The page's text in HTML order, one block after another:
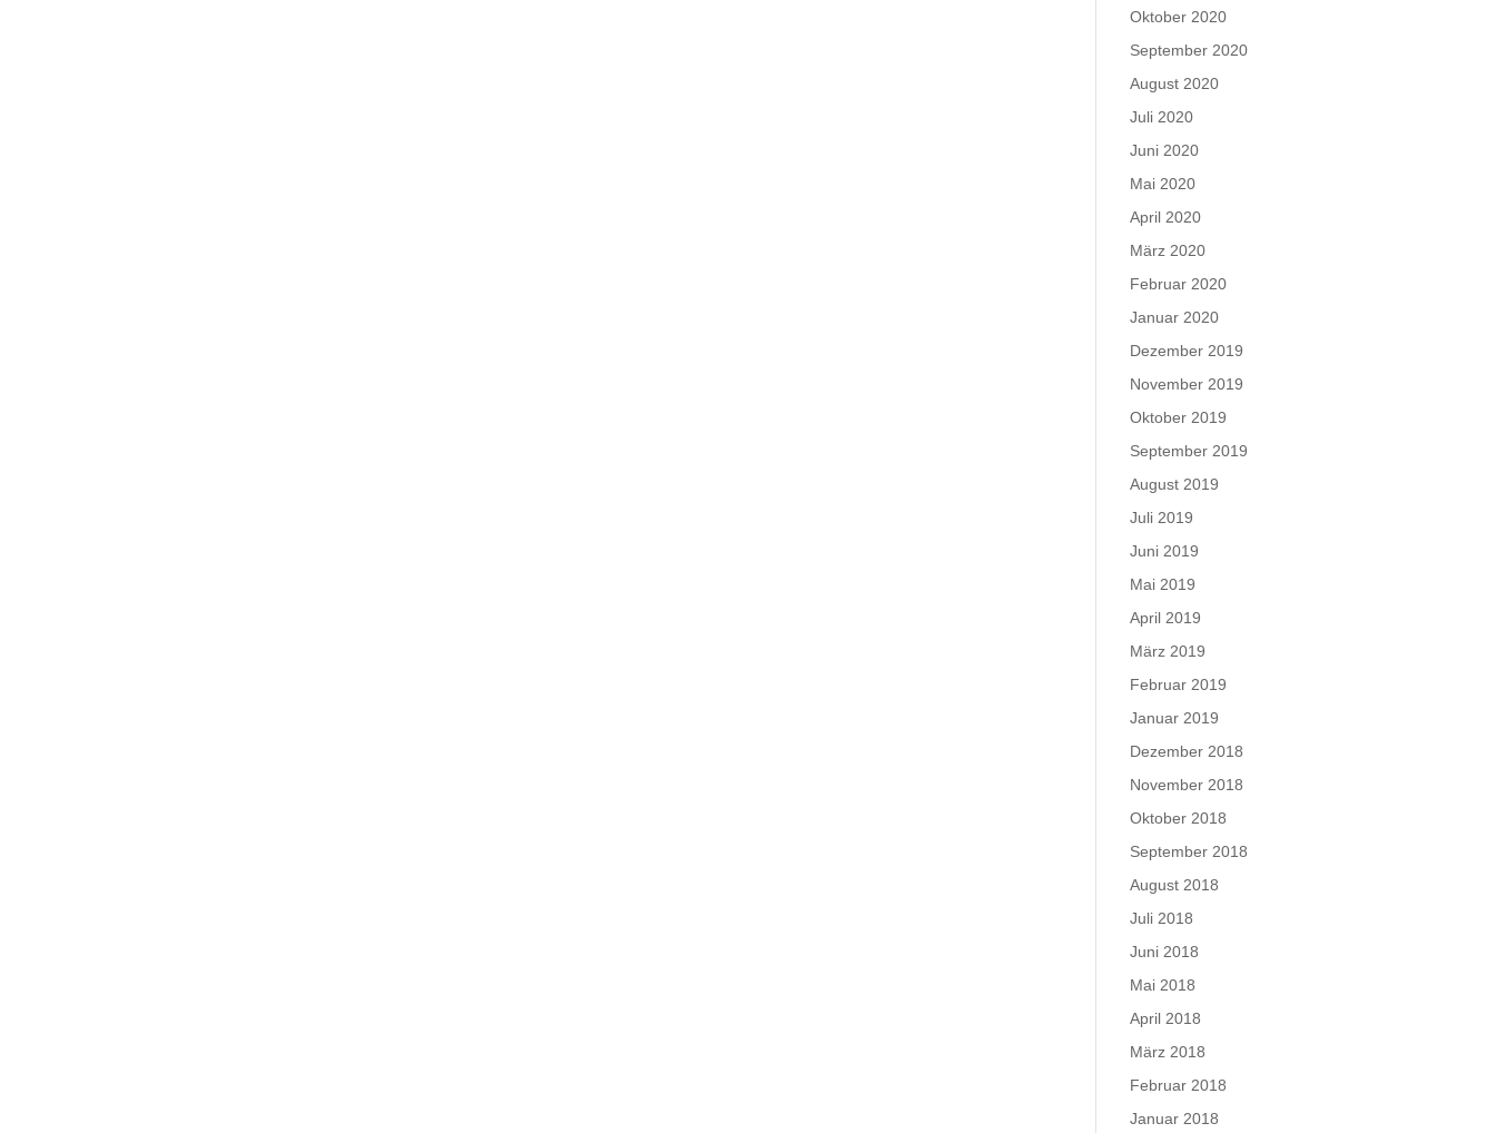
Oktober 2020
September 2020
August 2020
Juli 2020
Juni 2020
Mai 2020
April 2020
März 2020
Februar 2020
Januar 2020
Dezember 2019
November 2019
Oktober 2019
September 2019
August 2019
Juli 2019
Juni 2019
Mai 2019
April 2019
März 2019
Februar 2019
Januar 2019
Dezember 2018
November 2018
Oktober 2018
September 2018
August 2018
Juli 2018
Juni 2018
Mai 2018
April 2018
März 2018
Februar 2018
Januar 2018